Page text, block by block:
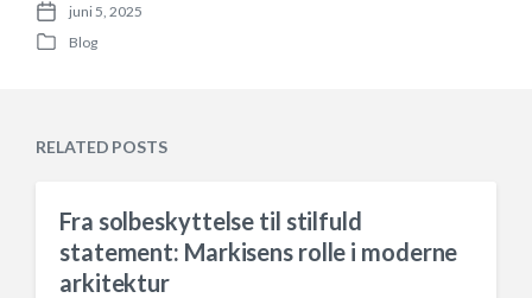
P
t
juni 5, 2025
P
d
Blog
RELATED POSTS
Fra solbeskyttelse til stilfuld
statement: Markisens rolle i moderne
arkitektur